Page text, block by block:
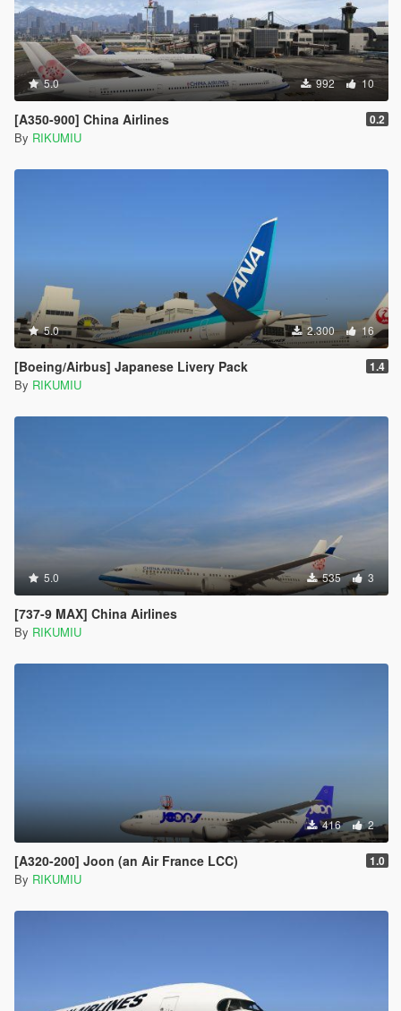
5.0 992 10
[A350-900] China Airlines 0.2
By RIKUMIU
5.0 2.300 16
[Boeing/Airbus] Japanese Livery Pack 1.4
By RIKUMIU
5.0 535 3
[737-9 MAX] China Airlines
By RIKUMIU
416 2
[A320-200] Joon (an Air France LCC) 1.0
By RIKUMIU